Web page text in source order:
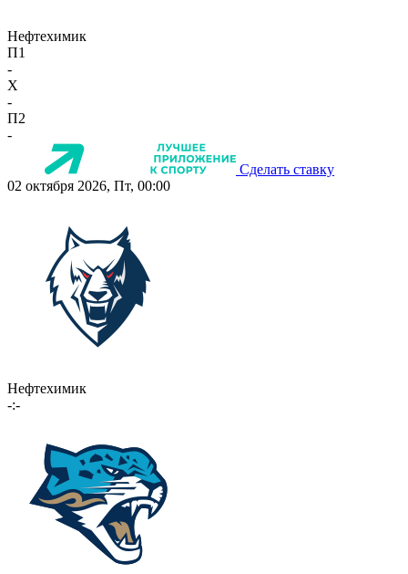
Нефтехимик
П1
-
X
-
П2
-
Сделать ставку
02 октября 2026, Пт, 00:00
Нефтехимик
-:-